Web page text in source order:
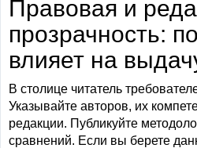
Правовая и
прозрачность:
влияет на
В столице читатель
Указывайте авторов, их
редакции. Публикуйте
сравнений. Если вы берете